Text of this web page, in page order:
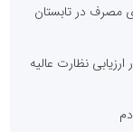
مصرف در تابستان
نظارت عالیه